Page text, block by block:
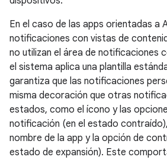
En el caso de las apps orientadas a
notificaciones con vistas de
no utilizan el área de notificaciones
el sistema aplica una plantilla
garantiza que las notificaciones
misma decoración que otras
estados, como el ícono y las
notificación (en el estado
nombre de la app y la opción de
estado de expansión). Este